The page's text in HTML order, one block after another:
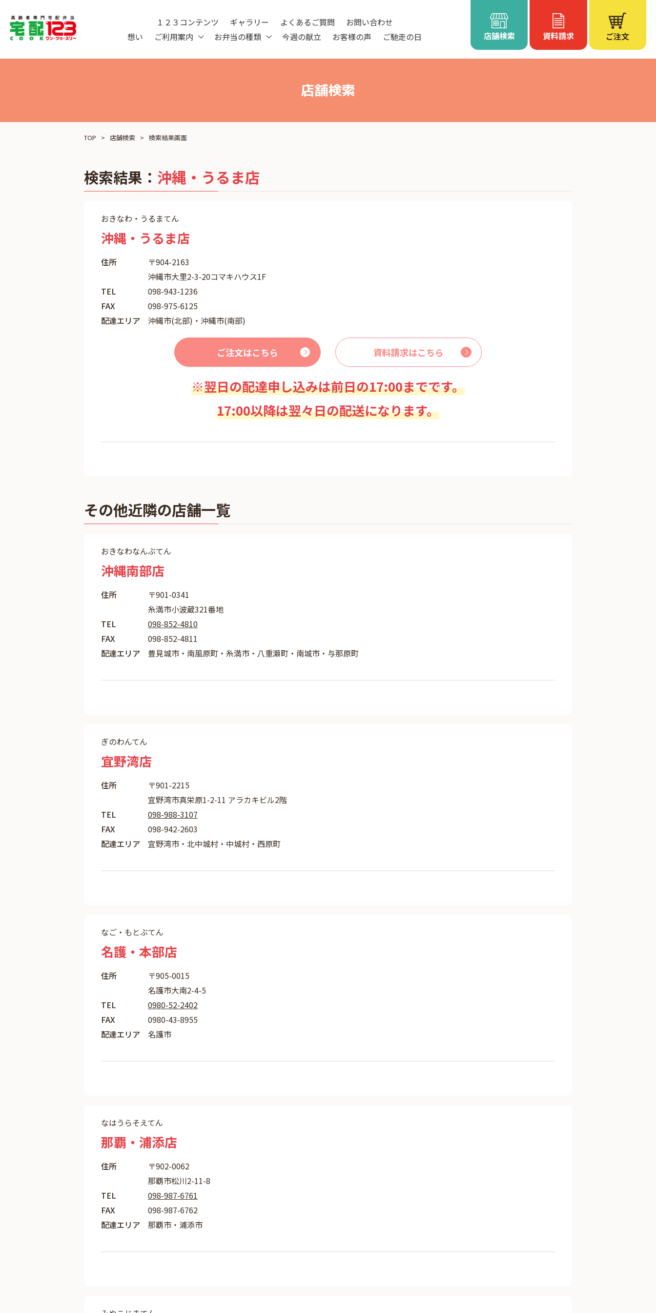
想い ご利用案内 お弁当の種類 今週の献立 お客様の声 ご馳走の日
１２３コンテンツ ギャラリー よくあるご質問
お問い合わせ
店舗検索
資料請求 ご注文
店舗検索
TOP 店舗検索 検索結果画面
検索結果： 沖縄・うるま店
おきなわ・うるまてん
沖縄・うるま店
住所
〒904-2163
沖縄市大里2-3-20コマキハウス1F
TEL
098-943-1236
FAX
098-975-6125
配達エリア
沖縄市(北部)・沖縄市(南部)
ご注文はこちら 資料請求はこちら
※翌日の配達申し込みは前日の17:00までです。
17:00以降は翌々日の配送になります。
その他近隣の店舗一覧
おきなわなんぶてん
沖縄南部店
住所
〒901-0341
糸満市小波蔵321番地
TEL
098-852-4810
FAX
098-852-4811
配達エリア
豊見城市・南風原町・糸満市・八重瀬町・南城市・与那原町
ぎのわんてん
宜野湾店
住所
〒901-2215
宜野湾市真栄原1-2-11 アラカキビル2階
TEL
098-988-3107
FAX
098-942-2603
配達エリア
宜野湾市・北中城村・中城村・西原町
なご・もとぶてん
名護・本部店
住所
〒905-0015
名護市大南2-4-5
TEL
0980-52-2402
FAX
0980-43-8955
配達エリア
名護市
なはうらそえてん
那覇・浦添店
住所
〒902-0062
那覇市松川2-11-8
TEL
098-987-6761
FAX
098-987-6762
配達エリア
那覇市・浦添市